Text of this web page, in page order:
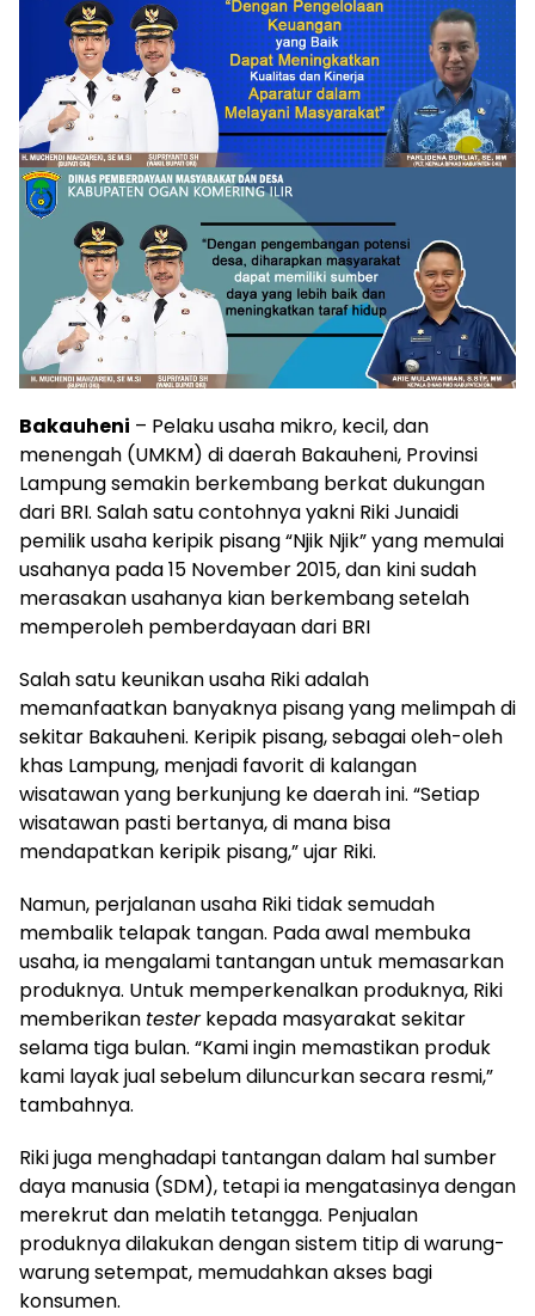
Bakauheni – Pelaku usaha mikro, kecil, dan
menengah (UMKM) di daerah Bakauheni, Provinsi
Lampung semakin berkembang berkat dukungan
dari BRI. Salah satu contohnya yakni Riki Junaidi
pemilik usaha keripik pisang “Njik Njik” yang memulai
usahanya pada 15 November 2015, dan kini sudah
merasakan usahanya kian berkembang setelah
memperoleh pemberdayaan dari BRI
Salah satu keunikan usaha Riki adalah
memanfaatkan banyaknya pisang yang melimpah di
sekitar Bakauheni. Keripik pisang, sebagai oleh-oleh
khas Lampung, menjadi favorit di kalangan
wisatawan yang berkunjung ke daerah ini. “Setiap
wisatawan pasti bertanya, di mana bisa
mendapatkan keripik pisang,” ujar Riki.
Namun, perjalanan usaha Riki tidak semudah
membalik telapak tangan. Pada awal membuka
usaha, ia mengalami tantangan untuk memasarkan
produknya. Untuk memperkenalkan produknya, Riki
memberikan testerkepada masyarakat sekitar
selama tiga bulan. “Kami ingin memastikan produk
kami layak jual sebelum diluncurkan secara resmi,”
tambahnya.
Riki juga menghadapi tantangan dalam hal sumber
daya manusia (SDM), tetapi ia mengatasinya dengan
merekrut dan melatih tetangga. Penjualan
produknya dilakukan dengan sistem titip di warung-
warung setempat, memudahkan akses bagi
konsumen.